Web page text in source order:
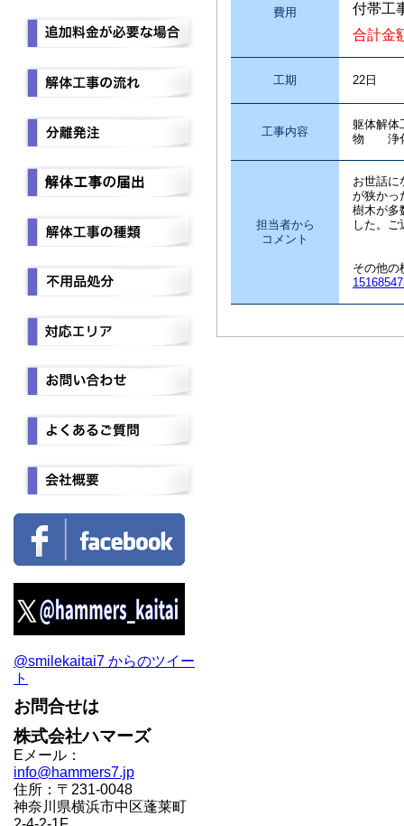
費用
付帯工
合計金
工期 22日
工事内容
躯体解
物 浄
担当者から
コメント
お世話に
が狭かっ
樹木が多
した。
その他
@smilekaitai7 からのツイー
ト
お問合せは
株式会社ハマーズ
Eメール：
info@hammers7.jp
住所：〒231-0048
神奈川県横浜市中区蓬莱町